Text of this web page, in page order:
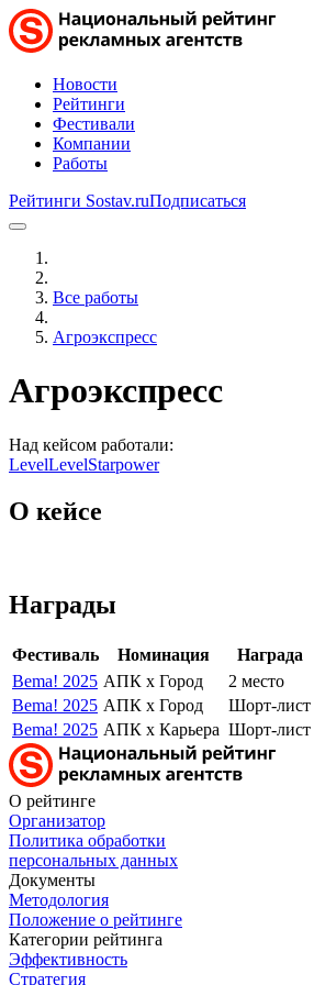
Новости
Рейтинги
Фестивали
Компании
Работы
Рейтинги Sostav.ruПодписаться
Все работы
Агроэкспресс
Агроэкспресс
Над кейсом работали:
LevelLevelStarpower
О кейсе
Награды
Фестиваль Номинация Награда
Bema! 2025 АПК x Город 2 место
Bema! 2025 АПК x Город Шорт-лист
Bema! 2025 АПК x Карьера Шорт-лист
О рейтинге
Организатор
Политика обработки
персональных данных
Документы
Методология
Положение о рейтинге
Категории рейтинга
Эффективность
Стратегия